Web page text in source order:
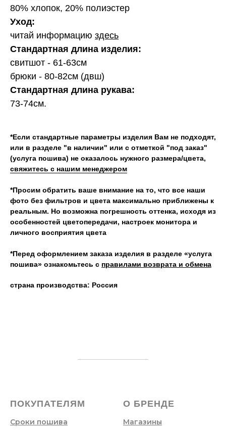
80% хлопок, 20% полиэстер
Уход:
читай информацию здесь
Стандартная длина изделия:
свитшот - 61-63см
брюки - 80-82см (двш)
Стандартная длина рукава:
73-74см.
*Если стандартные параметры изделия Вам не подходят,
или в разделе "в наличии" или с отметкой "под заказ"
(услуга пошива) не оказалось нужного размера/цвета,
свяжитесь с нашим менеджером
*Просим обратить ваше внимание на то, что все наши
фото без фильтров и цвета максимально приближены к
реальным. Но возможна погрешность оттенка, исходя из
особенностей цветопередачи, настроек монитора и
личного восприятия цвета
*Перед оформлением заказа изделия в разделе «услуга
пошива» ознакомьтесь с правилами возврата и обмена
страна производства: Россия
ПОКУПАТЕЛЯМ
Сроки пошива
О БРЕНДЕ
Магазины